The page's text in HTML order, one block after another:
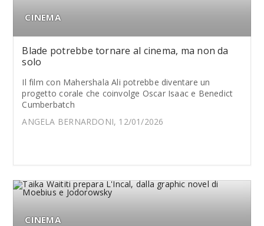
CINEMA
Blade potrebbe tornare al cinema, ma non da
solo
Il film con Mahershala Ali potrebbe diventare un
progetto corale che coinvolge Oscar Isaac e Benedict
Cumberbatch
ANGELA BERNARDONI, 12/01/2026
CINEMA